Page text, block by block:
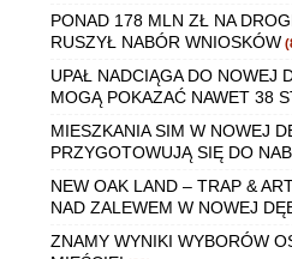
PONAD 178 MLN ZŁ NA
RUSZYŁ NABÓR WNIOSKÓW
UPAŁ NADCIĄGA DO NOWEJ
MOGĄ POKAZAĆ NAWET 38
MIESZKANIA SIM W NOWEJ
PRZYGOTOWUJĄ SIĘ DO
NEW OAK LAND – TRAP &
NAD ZALEWEM W NOWEJ
ZNAMY WYNIKI WYBORÓW